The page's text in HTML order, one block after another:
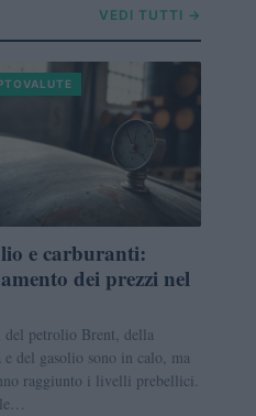
VEDI TUTTI →
e carburanti:
dei prezzi nel
del petrolio Brent, della
e del gasolio sono in calo, ma
raggiunto i livelli prebellici.